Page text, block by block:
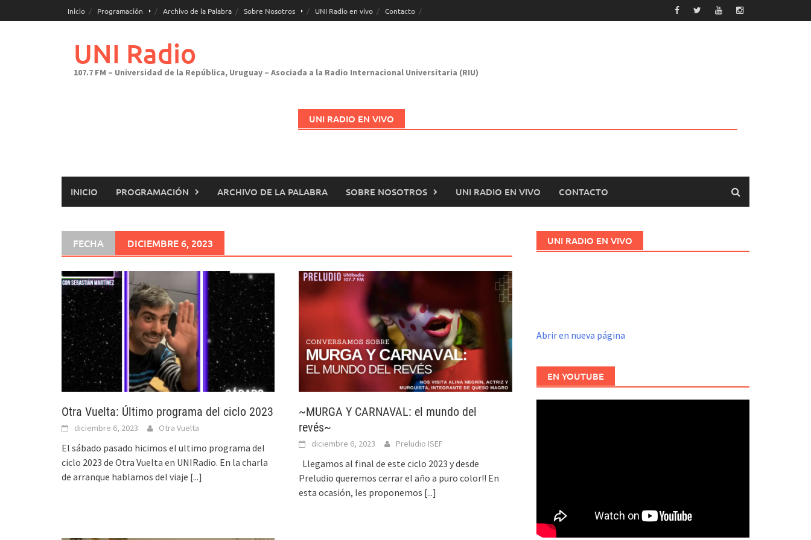
al
Inicio Programación Archivo de la Palabra Sobre Nosotros UNI Radio en vivo Contacto
UNI Radio
107.7 FM – Universidad de la República, Uruguay – Asociada a la Radio Internacional Universitaria (RIU)
UNI RADIO EN VIVO
INICIO PROGRAMACIÓN ARCHIVO DE LA PALABRA SOBRE NOSOTROS UNI RADIO EN VIVO CONTACTO
FECHA DICIEMBRE 6, 2023
Otra Vuelta: Último programa del ciclo 2023
diciembre 6, 2023 Otra Vuelta
El sábado pasado hicimos el ultimo programa del
ciclo 2023 de Otra Vuelta en UNIRadio. En la charla
de arranque hablamos del viaje [...]
~MURGA Y CARNAVAL: el mundo del
revés~
diciembre 6, 2023 Preludio ISEF
Llegamos al final de este ciclo 2023 y desde
Preludio queremos cerrar el año a puro color!! En
esta ocasión, les proponemos [...]
UNI RADIO EN VIVO
Abrir en nueva página
EN YOUTUBE